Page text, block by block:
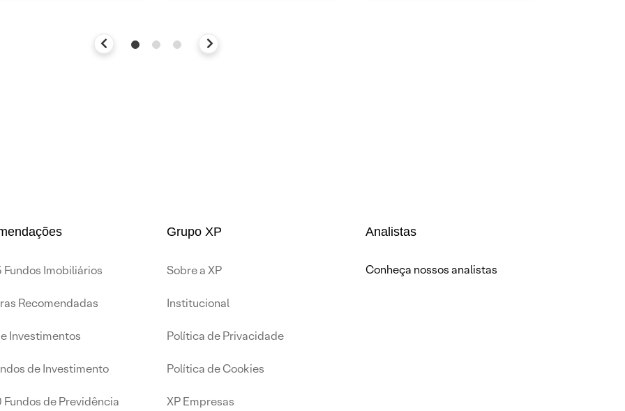
Fundos Imobiliários
Recomendadas
Investimentos
de Investimento
Fundos de Previdência
Grupo XP
Sobre a XP
Institucional
Política de Privacidade
Política de Cookies
XP Empresas
Analistas
Conheça nossos analistas